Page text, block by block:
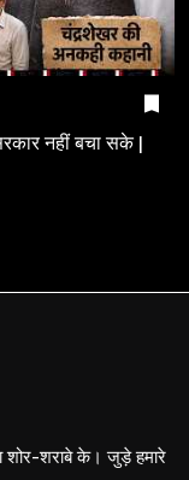
नहीं बचा सके |
शोर-शराबे के। जुड़े हमारे